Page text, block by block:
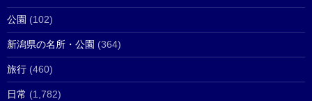
公園 (102)
新潟県の名所・公園 (364)
旅行 (460)
日常 (1,782)